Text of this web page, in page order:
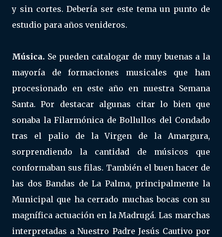
y sin cortes. Debería ser este tema un punto de
estudio para años venideros.
Música. Se pueden catalogar de muy buenas a la
mayoría de formaciones musicales que han
procesionado en este año en nuestra Semana
Santa. Por destacar algunas citar lo bien que
sonaba la Filarmónica de Bollullos del Condado
tras el palio de la Virgen de la Amargura,
sorprendiendo la cantidad de músicos que
conformaban sus filas. También el buen hacer de
las dos Bandas de La Palma, principalmente la
Municipal que ha cerrado muchas bocas con su
magnífica actuación en la Madrugá. Las marchas
interpretadas a Nuestro Padre Jesús Cautivo por